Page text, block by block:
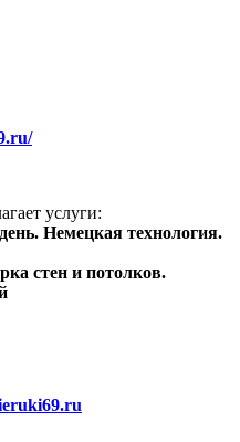
услуги:
Немецкая технология.
стен и потолков.